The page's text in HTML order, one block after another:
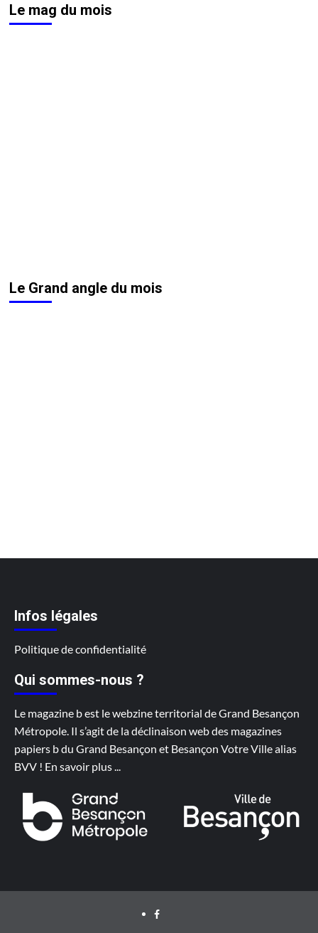
Le mag du mois
Le Grand angle du mois
Infos légales
Politique de confidentialité
Qui sommes-nous ?
Le magazine b est le webzine territorial de Grand Besançon
Métropole. Il s’agit de la déclinaison web des magazines
papiers b du Grand Besançon et Besançon Votre Ville alias
BVV ! En savoir plus...
Facebook